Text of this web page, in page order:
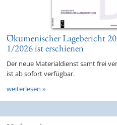
Ökumenischer Lagebericht
1/2026 ist erschienen
Der neue Materialdienst samt frei
ist ab sofort verfügbar.
weiterlesen »